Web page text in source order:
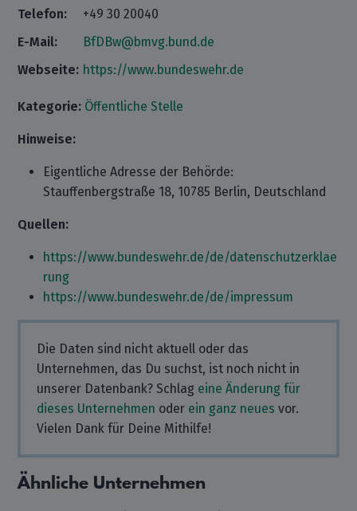
Telefon:
+49 30 20040
E-Mail:
BfDBw@bmvg.bund.de
Webseite: https://www.bundeswehr.de
Kategorie: Öffentliche Stelle
Hinweise:
Eigentliche Adresse der Behörde:
Stauffenbergstraße 18, 10785 Berlin, Deutschland
Quellen:
https://www.bundeswehr.de/de/datenschutzerklae
rung
https://www.bundeswehr.de/de/impressum
Die Daten sind nicht aktuell oder das
Unternehmen, das Du suchst, ist noch nicht in
unserer Datenbank? Schlag eine Änderung für
dieses Unternehmen oder ein ganz neues vor.
Vielen Dank für Deine Mithilfe!
Ähnliche Unternehmen